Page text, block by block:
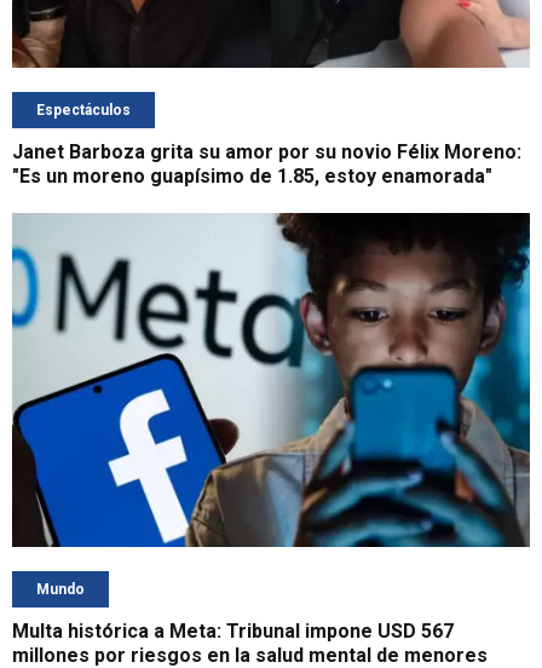
Espectáculos
Janet Barboza grita su amor por su novio Félix Moreno:
"Es un moreno guapísimo de 1.85, estoy enamorada"
Mundo
Multa histórica a Meta: Tribunal impone USD 567
millones por riesgos en la salud mental de menores